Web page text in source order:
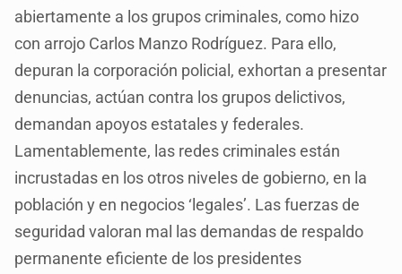
abiertamente a los grupos criminales, como hizo
con arrojo Carlos Manzo Rodríguez. Para ello,
depuran la corporación policial, exhortan a presentar
denuncias, actúan contra los grupos delictivos,
demandan apoyos estatales y federales.
Lamentablemente, las redes criminales están
incrustadas en los otros niveles de gobierno, en la
población y en negocios ‘legales’. Las fuerzas de
seguridad valoran mal las demandas de respaldo
permanente eficiente de los presidentes